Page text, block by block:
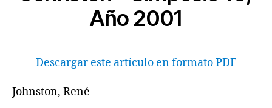
Año 2001
Descargar este artículo en formato PDF
Johnston, René